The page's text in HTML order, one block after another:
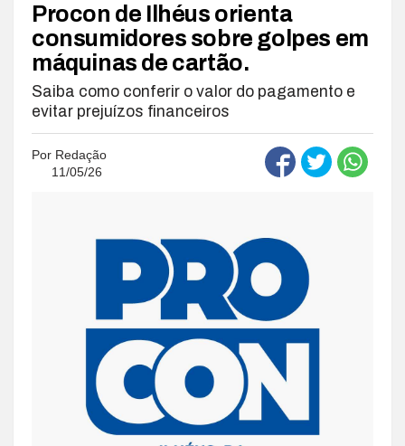
Procon de Ilhéus orienta
consumidores sobre golpes em
máquinas de cartão.
Saiba como conferir o valor do pagamento e
evitar prejuízos financeiros
Por Redação
11/05/26